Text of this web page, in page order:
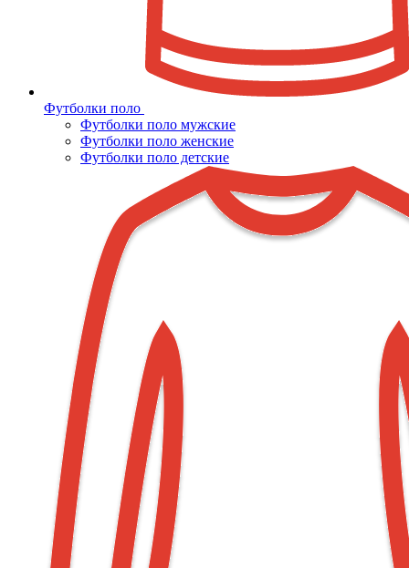
Футболки поло
Футболки поло мужские
Футболки поло женские
Футболки поло детские